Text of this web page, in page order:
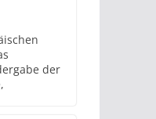
der